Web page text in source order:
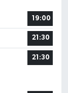
19:00
21:30
21:30